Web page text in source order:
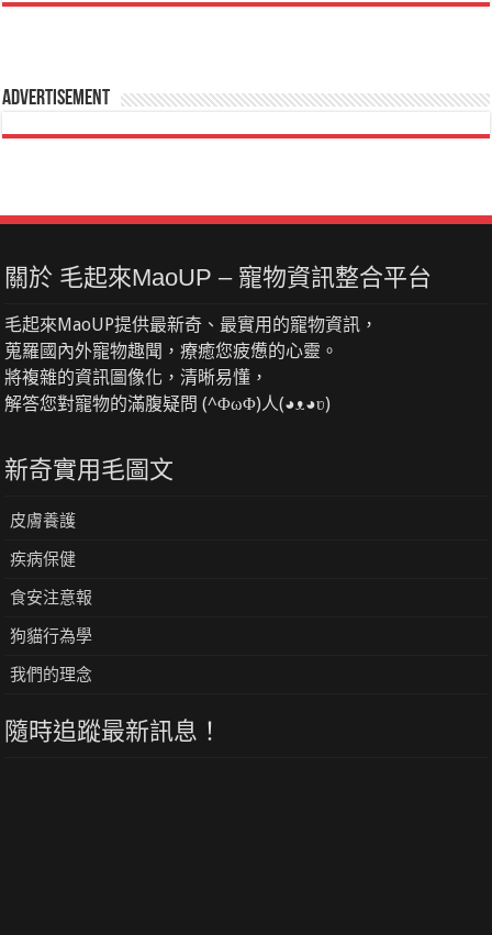
Advertisement
關於 毛起來MaoUP – 寵物資訊整合平台
毛起來MaoUP提供最新奇、最實用的寵物資訊，
蒐羅國內外寵物趣聞，療癒您疲憊的心靈。
將複雜的資訊圖像化，清晰易懂，
解答您對寵物的滿腹疑問 (^ΦωΦ)人(◕ᴥ◕ʋ)
新奇實用毛圖文
皮膚養護
疾病保健
食安注意報
狗貓行為學
我們的理念
隨時追蹤最新訊息！